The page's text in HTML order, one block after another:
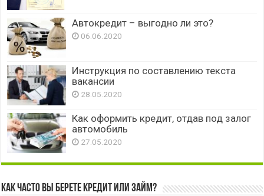
Автокредит – выгодно ли это?
06.06.2020
Инструкция по составлению текста
вакансии
28.05.2020
Как оформить кредит, отдав под залог
автомобиль
27.05.2020
Как часто вы берете кредит или займ?